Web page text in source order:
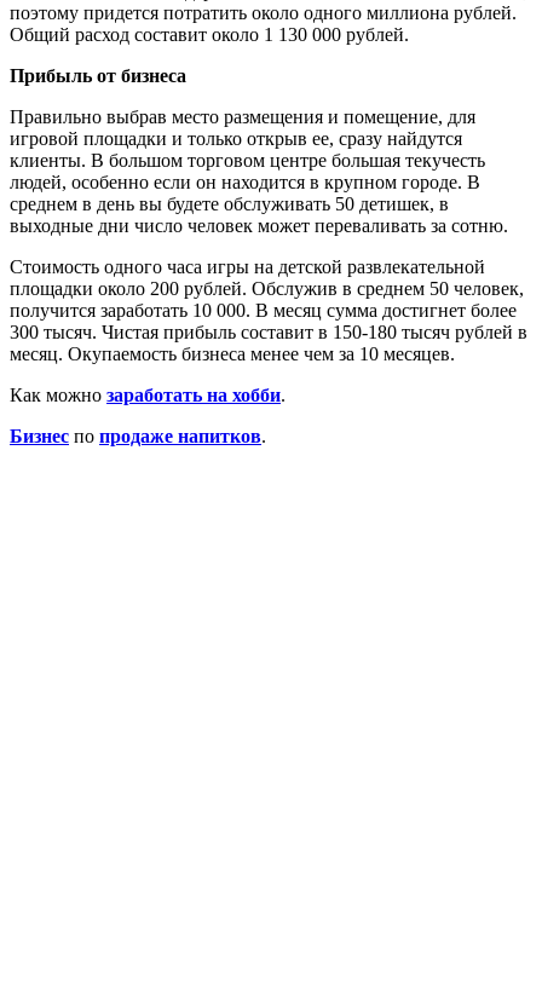
поэтому придется потратить около одного миллиона рублей.
Общий расход составит около 1 130 000 рублей.
Прибыль от бизнеса
Правильно выбрав место размещения и помещение, для
игровой площадки и только открыв ее, сразу найдутся
клиенты. В большом торговом центре большая текучесть
людей, особенно если он находится в крупном городе. В
среднем в день вы будете обслуживать 50 детишек, в
выходные дни число человек может переваливать за сотню.
Стоимость одного часа игры на детской развлекательной
площадки около 200 рублей. Обслужив в среднем 50 человек,
получится заработать 10 000. В месяц сумма достигнет более
300 тысяч. Чистая прибыль составит в 150-180 тысяч рублей в
месяц. Окупаемость бизнеса менее чем за 10 месяцев.
Как можно заработать на хобби.
Бизнес по продаже напитков.